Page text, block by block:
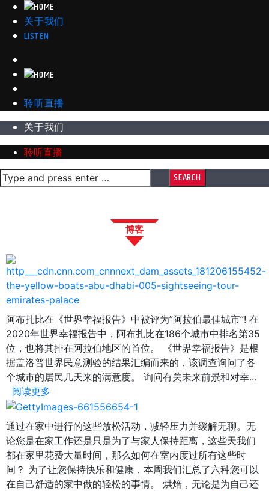
关于我们
LISTEN
聆听直播
关于我们
聆听直播
博客
阿布扎比在《世界幸福报告》中被评为”阿拉伯最佳城市”! 在
2020年世界幸福报告中，阿布扎比在186个城市中排名第35
位，也将其排在阿拉伯地区的首位。 《世界幸福报告》是根
据盖洛普世界民意测验的结果汇编而来的，该调查询问了各
个城市的居民几天来的满意度。 询问有关未来前景和对幸...
阅读更多
通过在家中进行的这些放松活动，减轻压力并缓解无聊。无
论您是在家工作还是只是为了与家人保持距离，这些天我们
都在家里花费大量时间，那么如何在室内度过所有这些时
间？ 为了让您保持快乐和健康，本周我们汇总了六种您可以
在自己舒适的家中做的轻松的事情。 烘焙，无论是为自己还